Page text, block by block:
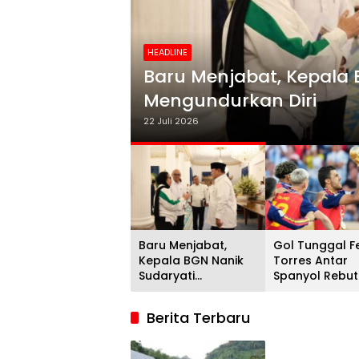
HEADLINE
Gol Tunggal Ferran
Juara Dunia 2026,
20 Juli 2026
Baru Menjabat,
Kepala BGN Nanik
Sudaryati
Mengundurkan Diri
Gol Tunggal
Torres Antar
Spanyol Rebut
Berita Terbaru